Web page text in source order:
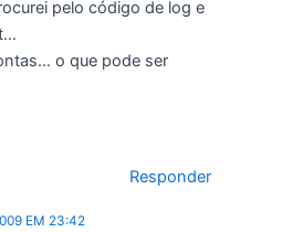
pelo código de log e
o que pode ser
Responder
EM 23:42